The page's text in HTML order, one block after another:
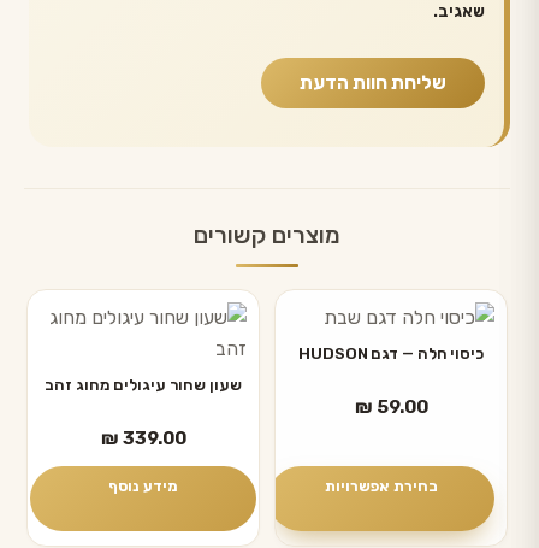
שאגיב.
מוצרים קשורים
כיסוי חלה — דגם HUDSON
₪ 59.00
בחירת אפשרויות
למוצר
זה
ניתן
לבחור
את
שעון שחור עיגולים מחוג זהב
₪ 339.00
מידע נוסף